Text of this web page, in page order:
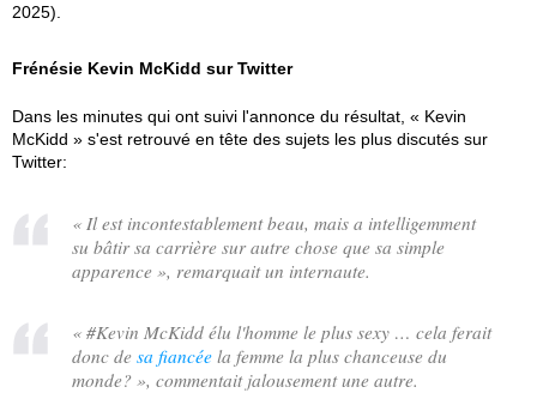
2025).
Frénésie Kevin McKidd sur Twitter
Dans les minutes qui ont suivi l'annonce du résultat, « Kevin
McKidd » s'est retrouvé en tête des sujets les plus discutés sur
Twitter:
« Il est incontestablement beau, mais a intelligemment
su bâtir sa carrière sur autre chose que sa simple
apparence », remarquait un internaute.
« #Kevin McKidd élu l'homme le plus sexy … cela ferait
donc de sa fiancée la femme la plus chanceuse du
monde? », commentait jalousement une autre.